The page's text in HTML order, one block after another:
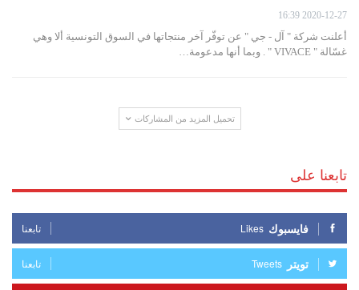
2020-12-27 16:39
أعلنت شركة " آل - جي " عن توفّر آخر منتجاتها في السوق التونسية ألا وهي
غسّالة " VIVACE " . وبما أنها مدعومة…
تحميل المزيد من المشاركات
تابعنا على
فايسبوك Likes تابعنا
تويتر Tweets تابعنا